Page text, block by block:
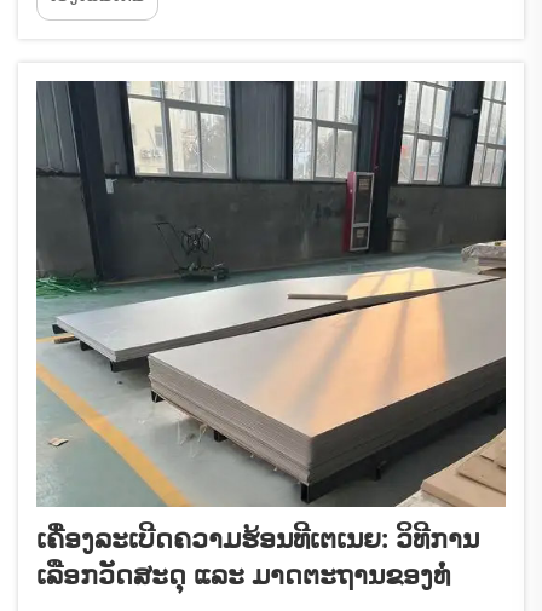
ມີຄວາມແຂງແຮງ 895 MPa ແລະ ຄວາມໜາແໜ້ນ 4.43
ເຄື່ອງລະເບີດຄວາມຮ້ອນທີເຕເນຍ: ວິທີການ
ເລືອກວັດສະດຸ ແລະ ມາດຕະຖານຂອງທໍ່